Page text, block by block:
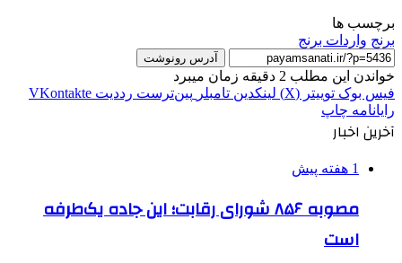
برچسب ها
برنج واردات برنج
آدرس رونوشت
خواندن این مطلب 2 دقیقه زمان میبرد
فیس بوک توییتر (X) لینکدین ‫تامبلر ‫پین‌ترست ‫رددیت ‫VKontakte
رایانامه چاپ
آخرین اخبار
1 هفته پیش
مصوبه ۸۵۶ شورای رقابت؛ این جاده یک‌طرفه
است